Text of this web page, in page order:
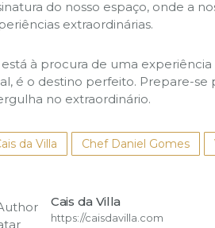
do nosso espaço, onde a
extraordinárias.
está à procura de uma
é o destino perfeito. Prepare-
no extraordinário.
da Villa Chef Daniel Gomes
Cais da Villa
https://caisdavilla.com